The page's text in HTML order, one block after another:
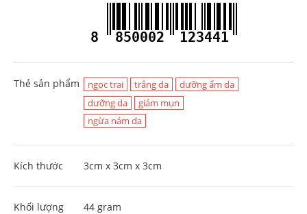
8 850002 123441
Thẻ sản phẩm ngọc trai trắng da
dưỡng ẩm da
dưỡng da
giảm mụn
ngừa nám da
Kích thước 3cm x 3cm x 3cm
Khối lượng 44 gram